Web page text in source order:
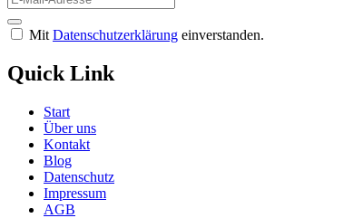
Mit Datenschutzerklärung einverstanden.
Quick Link
Start
Über uns
Kontakt
Blog
Datenschutz
Impressum
AGB